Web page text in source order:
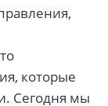
которые
Сегодня мы